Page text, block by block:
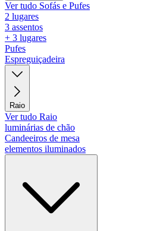
Ver tudo Sofás e Pufes
2 lugares
3 assentos
+ 3 lugares
Pufes
Espreguiçadeira
Raio
Ver tudo Raio
luminárias de chão
Candeeiros de mesa
elementos iluminados